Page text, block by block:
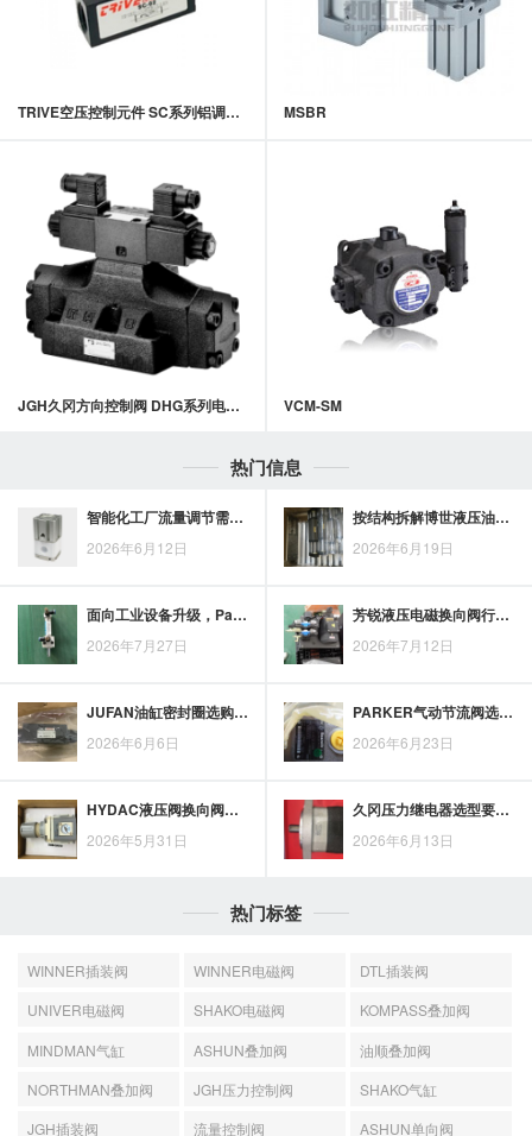
TRIVE空压控制元件 SC系列铝调速器 MSBR
JGH久冈方向控制阀 DHG系列电磁液控方向阀 VCM-SM
热门信息
智能化工厂流量调节需求下，派克双向节流阀值得关注
2026年6月12日
按结构拆解博世液压油缸工作原理，缸筒、活塞与密封件各司其职
2026年6月19日
面向工业设备升级，Parker液压缸的性能特点值得关注
2026年7月27日
芳锐液压电磁换向阀行业前景研判：设备升级下的控制需求与应用边界
2026年7月12日
JUFAN油缸密封圈选购要点：工况匹配与常见失误排查
2026年6月6日
PARKER气动节流阀选型要点：从工况参数到误区规避
2026年6月23日
HYDAC液压阀换向阀应用思路：从油路控制看系统优化要点
2026年5月31日
久冈压力继电器选型要看哪些关键因素
2026年6月13日
热门标签
WINNER插装阀 WINNER电磁阀
DTL插装阀
UNIVER电磁阀
SHAKO电磁阀
KOMPASS叠加阀
MINDMAN气缸
ASHUN叠加阀
油顺叠加阀
NORTHMAN叠加阀
JGH压力控制阀
SHAKO气缸
JGH插装阀
流量控制阀 ASHUN单向阀